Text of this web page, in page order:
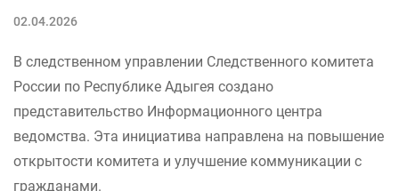
02.04.2026
В следственном управлении Следственного комитета
России по Республике Адыгея создано
представительство Информационного центра
ведомства. Эта инициатива направлена на повышение
открытости комитета и улучшение коммуникации с
гражданами.